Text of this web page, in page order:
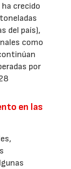
crecido
del país),
como
por
en las